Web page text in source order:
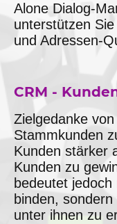
Alone Dialog-
unterstützen
und Adressen-
CRM -
Zielgedanke
Stammkunden
Kunden stärker
Kunden zu
bedeutet
binden,
unter ihnen zu